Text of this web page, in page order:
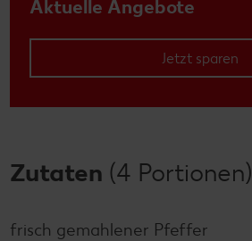
Aktuelle Angebote
Jetzt sparen
Zutaten (4 Portionen)
frisch gemahlener Pfeffer